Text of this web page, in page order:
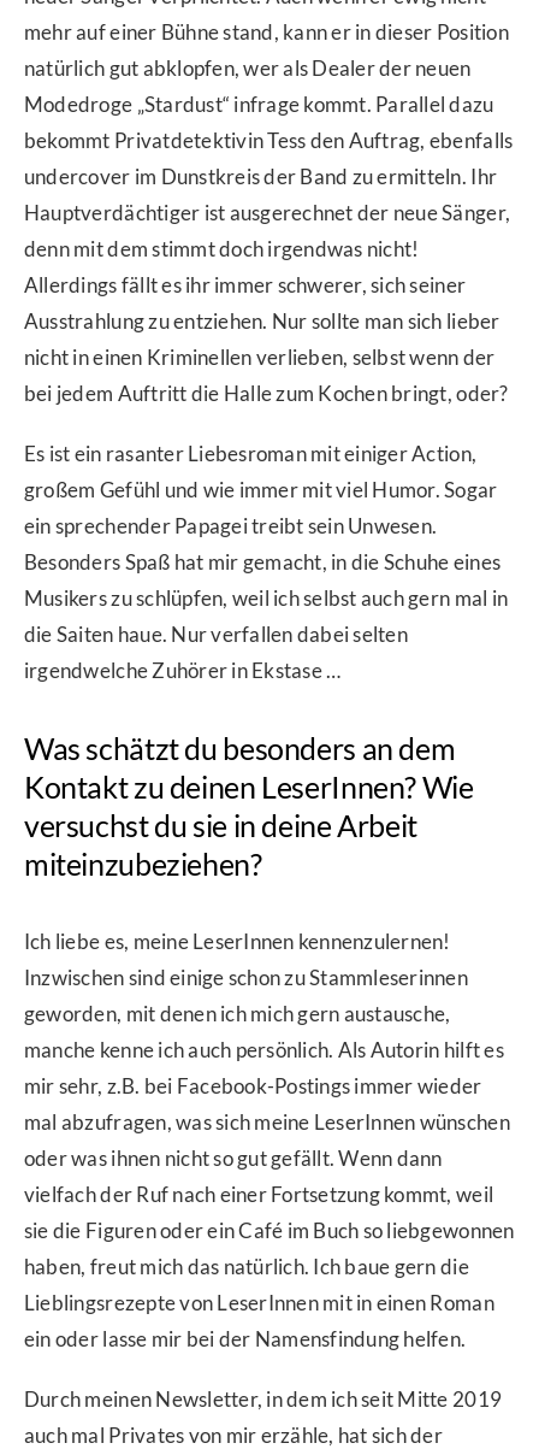
mehr auf einer Bühne stand, kann er in dieser Position
natürlich gut abklopfen, wer als Dealer der neuen
Modedroge „Stardust“ infrage kommt. Parallel dazu
bekommt Privatdetektivin Tess den Auftrag, ebenfalls
undercover im Dunstkreis der Band zu ermitteln. Ihr
Hauptverdächtiger ist ausgerechnet der neue Sänger,
denn mit dem stimmt doch irgendwas nicht!
Allerdings fällt es ihr immer schwerer, sich seiner
Ausstrahlung zu entziehen. Nur sollte man sich lieber
nicht in einen Kriminellen verlieben, selbst wenn der
bei jedem Auftritt die Halle zum Kochen bringt, oder?
Es ist ein rasanter Liebesroman mit einiger Action,
großem Gefühl und wie immer mit viel Humor. Sogar
ein sprechender Papagei treibt sein Unwesen.
Besonders Spaß hat mir gemacht, in die Schuhe eines
Musikers zu schlüpfen, weil ich selbst auch gern mal in
die Saiten haue. Nur verfallen dabei selten
irgendwelche Zuhörer in Ekstase …
Was schätzt du besonders an dem
Kontakt zu deinen LeserInnen? Wie
versuchst du sie in deine Arbeit
miteinzubeziehen?
Ich liebe es, meine LeserInnen kennenzulernen!
Inzwischen sind einige schon zu Stammleserinnen
geworden, mit denen ich mich gern austausche,
manche kenne ich auch persönlich. Als Autorin hilft es
mir sehr, z.B. bei Facebook-Postings immer wieder
mal abzufragen, was sich meine LeserInnen wünschen
oder was ihnen nicht so gut gefällt. Wenn dann
vielfach der Ruf nach einer Fortsetzung kommt, weil
sie die Figuren oder ein Café im Buch so liebgewonnen
haben, freut mich das natürlich. Ich baue gern die
Lieblingsrezepte von LeserInnen mit in einen Roman
ein oder lasse mir bei der Namensfindung helfen.
Durch meinen Newsletter, in dem ich seit Mitte 2019
auch mal Privates von mir erzähle, hat sich der